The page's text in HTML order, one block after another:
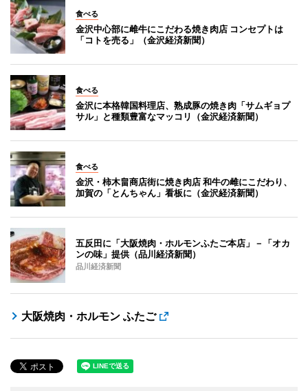
食べる
金沢中心部に雌牛にこだわる焼き肉店 コンセプトは
「コトを売る」（金沢経済新聞）
食べる
金沢に本格韓国料理店、熟成豚の焼き肉「サムギョプ
サル」と種類豊富なマッコリ（金沢経済新聞）
食べる
金沢・柿木畠商店街に焼き肉店 和牛の雌にこだわり、
加賀の「とんちゃん」看板に（金沢経済新聞）
五反田に「大阪焼肉・ホルモンふたご本店」－「オカ
ンの味」提供（品川経済新聞）
品川経済新聞
大阪焼肉・ホルモン ふたご